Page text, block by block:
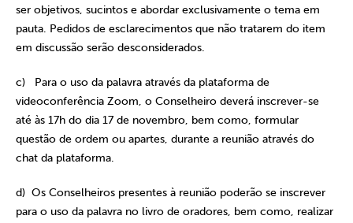
ser objetivos, sucintos e abordar exclusivamente o tema em
pauta. Pedidos de esclarecimentos que não tratarem do item
em discussão serão desconsiderados.
c) Para o uso da palavra através da plataforma de
videoconferência Zoom, o Conselheiro deverá inscrever-se
até às 17h do dia 17 de novembro, bem como, formular
questão de ordem ou apartes, durante a reunião através do
chat da plataforma.
d) Os Conselheiros presentes à reunião poderão se inscrever
para o uso da palavra no livro de oradores, bem como, realizar